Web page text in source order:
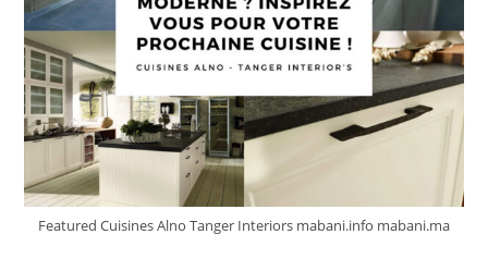
Featured Cuisines Alno Tanger Interiors mabani.info mabani.ma